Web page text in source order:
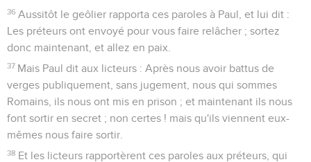
36 Aussitôt le geôlier rapporta ces paroles à Paul, et lui dit :
Les préteurs ont envoyé pour vous faire relâcher ; sortez
donc maintenant, et allez en paix.
37 Mais Paul dit aux licteurs : Après nous avoir battus de
verges publiquement, sans jugement, nous qui sommes
Romains, ils nous ont mis en prison ; et maintenant ils nous
font sortir en secret ; non certes ! mais qu'ils viennent eux-
mêmes nous faire sortir.
38 Et les licteurs rapportèrent ces paroles aux préteurs, qui